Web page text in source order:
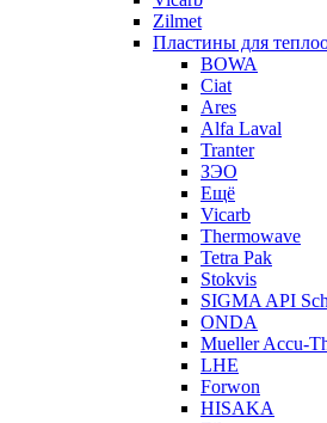
Zilmet
Пластины для
BOWA
Ciat
Ares
Alfa Laval
Tranter
ЗЭО
Ещё
Vicarb
Thermowave
Tetra Pak
Stokvis
SIGMA API
ONDA
Mueller Accu-
LHE
Forwon
HISAKA